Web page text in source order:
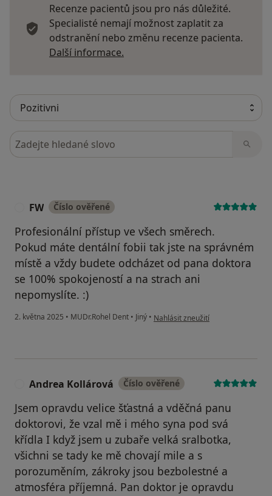
Recenze pacientů jsou pro nás důležité.
Specialisté nemají možnost zaplatit za
odstranění nebo změnu recenze pacienta.
Další informace.
Hledejte v názorech
FW Číslo ověřené
Profesionální přístup ve všech směrech.
Pokud máte dentální fobii tak jste na správném
místě a vždy budete odcházet od pana doktora
se 100% spokojeností a na strach ani
nepomyslíte. :)
2. května 2025 • MUDr.Rohel Dent • Jiný • podle názoru uživatele FW
Nahlásit zneužití
Andrea Kollárová Číslo ověřené
Jsem opravdu velice šťastná a vděčná panu
doktorovi, že vzal mě i mého syna pod svá
křídla I když jsem u zubaře velká sralbotka,
všichni se tady ke mě chovají mile a s
porozuměním, zákroky jsou bezbolestné a
atmosféra příjemná. Pan doktor je opravdu